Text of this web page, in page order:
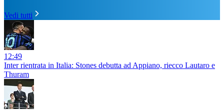
Vedi tutti
12:49
Inter rientrata in Italia: Stones debutta ad Appiano, riecco Lautaro e
Thuram